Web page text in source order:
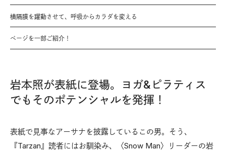
横隔膜を躍動させて、呼吸からカラダを変える
ページを一部ご紹介！
岩本照が表紙に登場。ヨガ&ピラティス
でもそのポテンシャルを発揮！
表紙で見事なアーサナを披露しているこの男。そう、
『Tarzan』読者にはお馴染み、〈Snow Man〉リーダーの岩